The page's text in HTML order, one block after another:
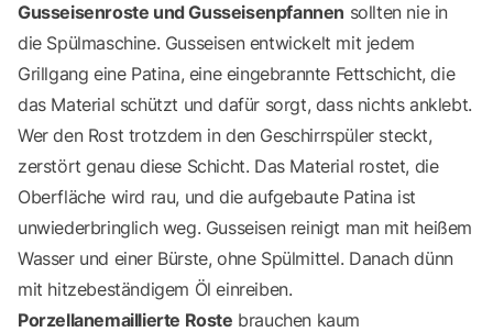
Gusseisenroste und Gusseisenpfannen sollten nie in
die Spülmaschine. Gusseisen entwickelt mit jedem
Grillgang eine Patina, eine eingebrannte Fettschicht, die
das Material schützt und dafür sorgt, dass nichts anklebt.
Wer den Rost trotzdem in den Geschirrspüler steckt,
zerstört genau diese Schicht. Das Material rostet, die
Oberfläche wird rau, und die aufgebaute Patina ist
unwiederbringlich weg. Gusseisen reinigt man mit heißem
Wasser und einer Bürste, ohne Spülmittel. Danach dünn
mit hitzebeständigem Öl einreiben.
Porzellanemaillierte Roste brauchen kaum